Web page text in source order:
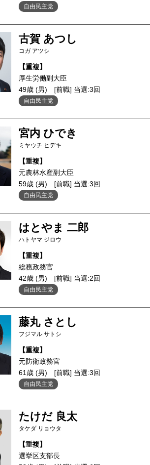
自由民主党
古賀 あつし
コガ アツシ
【重複】
厚生労働副大臣
49歳 (男)
[前職] 当選:3回
自由民主党
宮内 ひでき
ミヤウチ ヒデキ
【重複】
元農林水産副大臣
59歳 (男)
[前職] 当選:3回
自由民主党
はとやま 二郎
ハトヤマ ジロウ
【重複】
総務政務官
42歳 (男)
[前職] 当選:2回
自由民主党
藤丸 さとし
フジマル サトシ
【重複】
元防衛政務官
61歳 (男)
[前職] 当選:3回
自由民主党
たけだ 良太
タケダ リョウタ
【重複】
選挙区支部長